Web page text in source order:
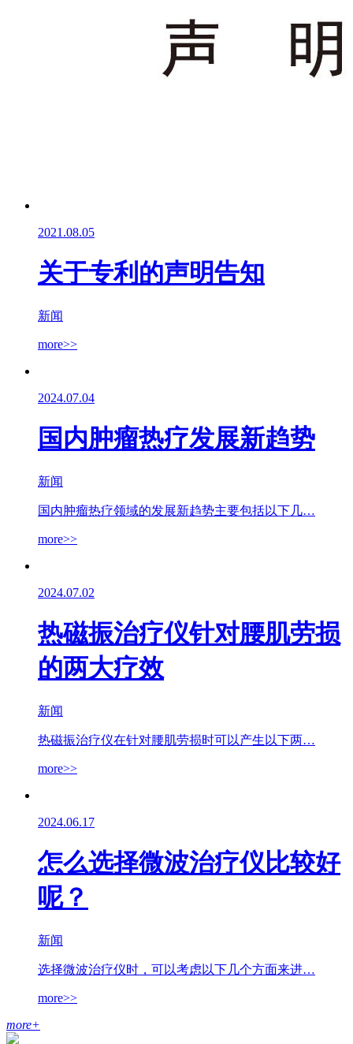
2021.08.05
关于专利的声明告知
新闻
more>>
2024.07.04
国内肿瘤热疗发展新趋势
新闻
国内肿瘤热疗领域的发展新趋势主要包括以下几…
more>>
2024.07.02
热磁振治疗仪针对腰肌劳损
的两大疗效
新闻
热磁振治疗仪在针对腰肌劳损时可以产生以下两…
more>>
2024.06.17
怎么选择微波治疗仪比较好
呢？
新闻
选择微波治疗仪时，可以考虑以下几个方面来进…
more>>
more+